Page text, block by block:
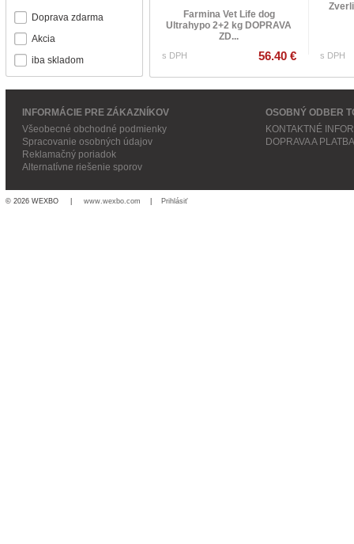
Doprava zdarma
Akcia
iba skladom
Farmina Vet Life dog
Ultrahypo 2+2 kg DOPRAVA
ZD...
s DPH 56.40 € s DPH
INFORMÁCIE PRE ZÁKAZNÍKOV
Všeobecné obchodné podmienky
Spracovanie osobných údajov
Reklamačný poriadok
Alternatívne riešenie sporov
OSOBNÝ ODBER
KONTAKTNÉ
DOPRAVA A PLATBA
© 2026 WEXBO | www.wexbo.com Prihlásiť